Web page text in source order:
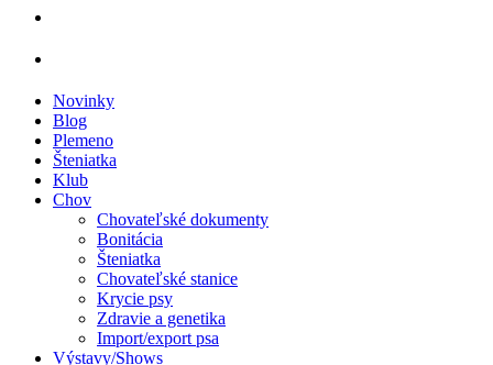
Novinky
Blog
Plemeno
Šteniatka
Klub
Chov
Chovateľské dokumenty
Bonitácia
Šteniatka
Chovateľské stanice
Krycie psy
Zdravie a genetika
Import/export psa
Výstavy/Shows